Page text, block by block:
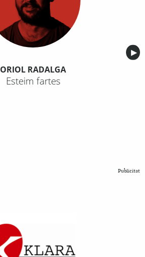
▶︎
ORIOL RADALGA
Esteim fartes
Publicitat